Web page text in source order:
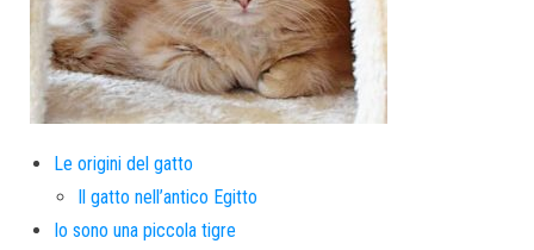
Le origini del gatto
Il gatto nell’antico Egitto
Io sono una piccola tigre